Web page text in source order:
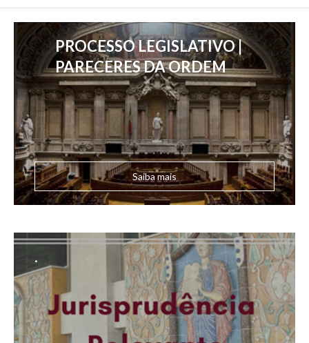
PROCESSO LEGISLATIVO |
PARECERES DA ORDEM
Saiba mais
.